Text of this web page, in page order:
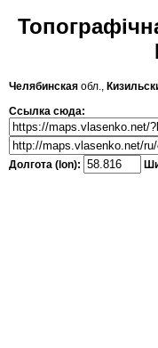
Челябинская обл.,
Ссылка сюда:
Долгота (lon):